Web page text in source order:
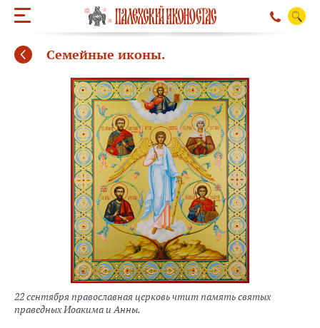
ОБРАТНЫЙ
Семейные иконы.
22 сентября православная церковь чтит память святых
праведных Иоакима и Анны.